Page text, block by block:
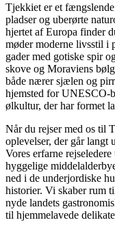
Tjekkiet er et
pladser og uberørte
hjertet af Europa finder
møder moderne livsstil i
gader med gotiske spir
skove og Moraviens
både nærer sjælen og
hjemsted for UNESCO-
ølkultur, der har formet
Når du rejser med os til
oplevelser, der går langt
Vores erfarne
hyggelige
ned i de underjordiske
historier. Vi skaber rum
nyde landets
til hjemmelavede